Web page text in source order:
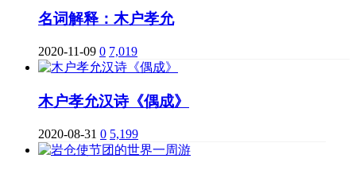
名词解释：木户孝允
2020-11-09 0 7,019
木户孝允汉诗《偶成》
2020-08-31 0 5,199